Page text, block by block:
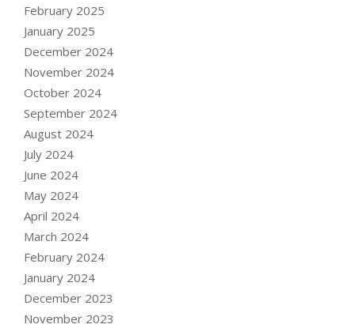
February 2025
January 2025
December 2024
November 2024
October 2024
September 2024
August 2024
July 2024
June 2024
May 2024
April 2024
March 2024
February 2024
January 2024
December 2023
November 2023